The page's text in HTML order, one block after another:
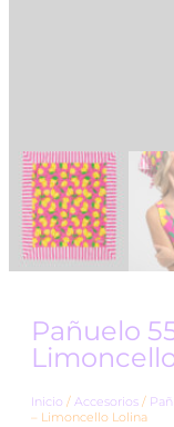
Pañuelo
Inicio / Accesorios /
– Limoncello Lolina